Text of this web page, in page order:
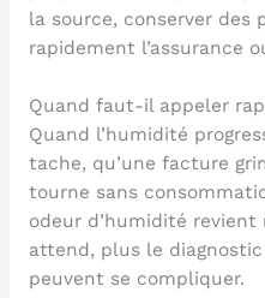
la source, conserver des
rapidement l’assurance
Quand faut-il appeler
Quand l’humidité
tache, qu’une facture
tourne sans
odeur d’humidité revient
attend, plus le
peuvent se compliquer.